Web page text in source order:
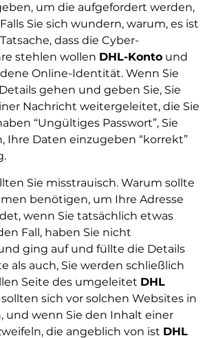
um die aufgefordert werden,
Sie sich wundern, warum, es ist
dass die Cyber-
stehlen wollen DHL-Kontound
Online-Identität. Wenn Sie
gehen und geben Sie, Sie
Nachricht weitergeleitet, die Sie
“Ungültiges Passwort”, Sie
Ihre Daten einzugeben “korrekt”
Sie misstrauisch. Warum sollte
benötigen, um Ihre Adresse
wenn Sie tatsächlich etwas
Fall, haben Sie nicht
ging auf und füllte die Details
als auch, Sie werden schließlich
Seite des umgeleitet DHL
sich vor solchen Websites in
und wenn Sie den Inhalt einer
die angeblich von ist DHL